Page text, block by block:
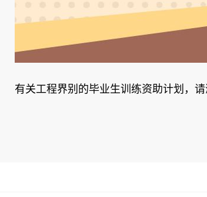
有关工程界别的毕业生训练资助计划，